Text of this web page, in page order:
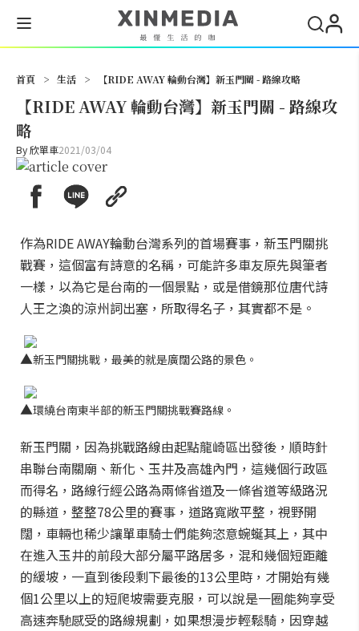
首頁 > 生活 > 【RIDE AWAY 輪動台灣】新玉門關 - 路線攻略
【RIDE AWAY 輪動台灣】新玉門關 - 路線攻
略
By欣單車2021/03/04
作為RIDE AWAY輪動台灣系列的首場賽事，新玉門關挑
戰賽，這個富有詩意的名稱，可能許多車友原先與筆者
一樣，以為它是台南的一個景點，或是借鏡那位唐代詩
人王之渙的涼州詞出塞，所取得名子，其實都不是。
▲新玉門關挑戰，最美的就是廣闊公路的景色。
▲環繞台南東半部的新玉門關挑戰賽路線。
新玉門關，因為挑戰路線由起點龍崎區出發後，順時針
串聯台南關廟、新化、玉井及高雄內門，這幾個行政區
而得名，路線行經公路為兩條省道及一條省道等級路況
的縣道，整整78公里的賽事，道路寬敞平整，視野開
闊，車輛也稀少讓單車騎士們能夠恣意蜿蜒其上，其中
在進入玉井的前段大部分屬平路居多，混和幾個短距離
的緩坡，一直到後段剩下最後的13公里時，才開始有幾
個1公里以上的短爬坡需要克服，可以說是一圈能夠享受
高速奔馳感受的路線規劃，如果想漫步輕鬆騎，因穿越